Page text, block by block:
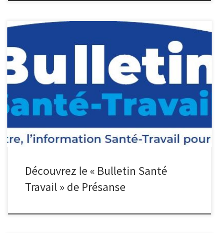
Découvrez le premier numéro du « Bulletin Santé Travail » de
Présanse, une lettre trimestrielle à destination des décideurs !
Actualités Santé-Travail du moment, vision factuelle et quantitative
nos rapports de branche comme les enquêtes DGT, témoignages
d’adhérents… presanse_bulletin_sante_travail_n1
Découvrez le « Bulletin Santé
Travail » de Présanse